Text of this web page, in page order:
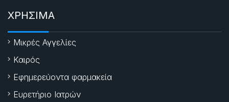
ΧΡΗΣΙΜΑ
Μικρές Αγγελίες
Καιρός
Εφημερεύοντα φαρμακεία
Ευρετήριο Ιατρών